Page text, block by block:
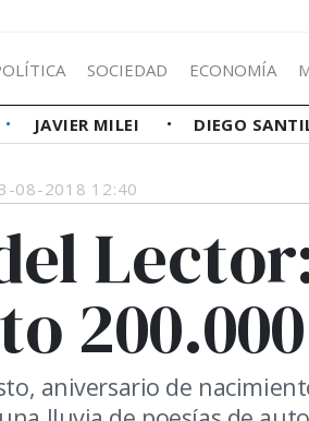
SOCIEDAD ECONOMÍA
JAVIER MILEI DIEGO
08-2018 12:40
aniversario de